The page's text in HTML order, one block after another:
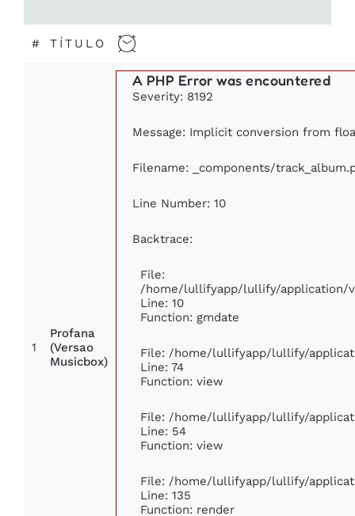
# TÍTULO
1
Profana
(Versao
Musicbox)
A PHP Error was encountered
Severity: 8192
Message: Implicit conversion from
Filename: _components/
Line Number: 10
Backtrace:
File:
/home/lullifyapp/lullify/application/
Line: 10
Function: gmdate
File: /home/lullifyapp/lullify/
Line: 74
Function: view
File: /home/lullifyapp/lullify/
Line: 54
Function: view
File: /home/lullifyapp/lullify/
Line: 135
Function: render